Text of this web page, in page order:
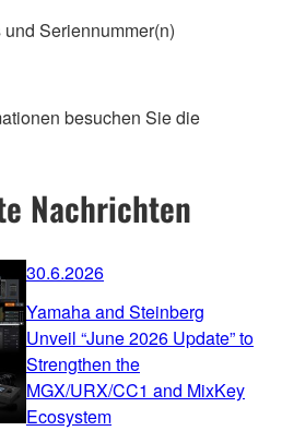
Seriennummer(n)
besuchen Sie die
Nachrichten
30.6.2026
Yamaha and Steinberg
Unveil “June 2026 Update” to
Strengthen the
MGX/URX/CC1 and MixKey
Ecosystem